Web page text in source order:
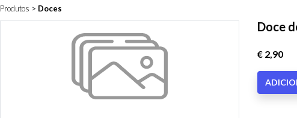
Produtos > Doces
Doce
€ 2,90